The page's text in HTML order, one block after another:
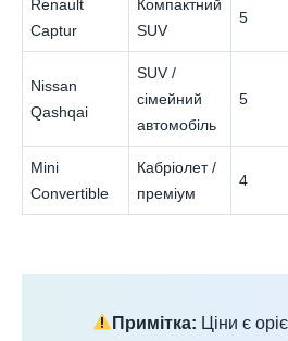
Renault
Captur
Компактний
SUV
5
Nissan
Qashqai
SUV /
сімейний
автомобіль
5
Mini
Convertible
Кабріолет /
преміум
4
Примітка: Ціни є